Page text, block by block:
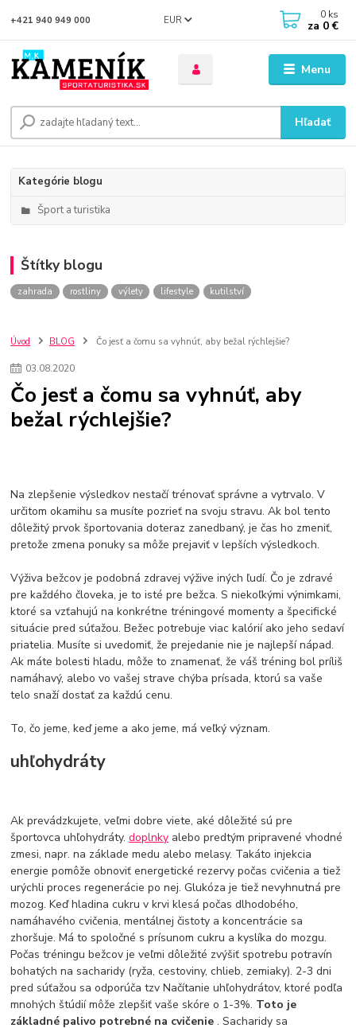
Menu
EUR
Hľadať
+421 940 949 000 0 ks
za 0 €
Kategórie blogu
Šport a turistika
Štítky blogu
zahrada rostliny výlety lifestyle kutilství
Úvod BLOG Čo jesť a čomu sa vyhnúť, aby bežal rýchlejšie?
03.08.2020
Čo jesť a čomu sa vyhnúť, aby
bežal rýchlejšie?
Na zlepšenie výsledkov nestačí trénovať správne a vytrvalo. V
určitom okamihu sa musíte pozrieť na svoju stravu. Ak bol tento
dôležitý prvok športovania doteraz zanedbaný, je čas ho zmeniť,
pretože zmena ponuky sa môže prejaviť v lepších výsledkoch.
Výživa bežcov je podobná zdravej výžive iných ľudí. Čo je zdravé
pre každého človeka, je to isté pre bežca. S niekoľkými výnimkami,
ktoré sa vzťahujú na konkrétne tréningové momenty a špecifické
situácie pred súťažou. Bežec potrebuje viac kalórií ako jeho sedaví
priatelia. Musíte si uvedomiť, že prejedanie nie je najlepší nápad.
Ak máte bolesti hladu, môže to znamenať, že váš tréning bol príliš
namáhavý, alebo vo vašej strave chýba prísada, ktorú sa vaše
telo snaží dostať za každú cenu.
To, čo jeme, keď jeme a ako jeme, má veľký význam.
uhľohydráty
Ak prevádzkujete, veľmi dobre viete, aké dôležité sú pre
športovca uhľohydráty.doplnky alebo predtým pripravené vhodné
zmesi, napr. na základe medu alebo melasy. Takáto injekcia
energie pomôže obnoviť energetické rezervy počas cvičenia a tiež
urýchli proces regenerácie po nej. Glukóza je tiež nevyhnutná pre
mozog. Keď hladina cukru v krvi klesá počas dlhodobého,
namáhavého cvičenia, mentálnej čistoty a koncentrácie sa
zhoršuje. Má to spoločné s prísunom cukru a kyslíka do mozgu.
Počas tréningu bežcov je veľmi dôležité zvýšiť spotrebu potravín
bohatých na sacharidy (ryža, cestoviny, chlieb, zemiaky). 2-3 dni
pred súťažou sa odporúča tzv Načítanie uhľohydrátov, ktoré podľa
mnohých štúdií môže zlepšiť vaše skóre o 1-3%. Toto je
základné palivo potrebné na cvičenie. Sacharidy sa